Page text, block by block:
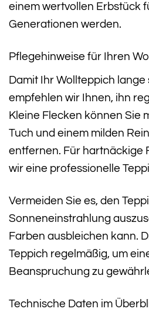
einem wertvollen Erbstück
Generationen werden.
Pflegehinweise für Ihren
Damit Ihr Wollteppich lange
empfehlen wir Ihnen, ihn
Kleine Flecken können Sie
Tuch und einem milden
entfernen. Für hartnäckige
wir eine professionelle
Vermeiden Sie es, den
Sonneneinstrahlung
Farben ausbleichen kann.
Teppich regelmäßig, um
Beanspruchung zu
Technische Daten im